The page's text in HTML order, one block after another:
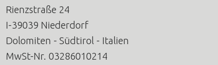
Rienzstraße 24
I-39039 Niederdorf
Dolomiten - Südtirol - Italien
MwSt-Nr. 03286010214